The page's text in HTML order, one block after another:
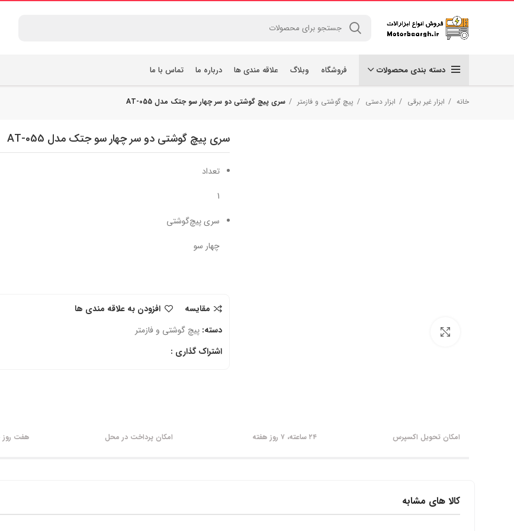
دسته بندی محصولات فروشگاه وبلاگ علاقه مندی ها درباره ما تماس با ما
خانه ابزار غیر برقی ابزار دستی پیچ گوشتی و فازمتر سری پیچ گوشتی دو سر چهار سو جتک مدل AT-055
سری پیچ گوشتی دو سر چهار سو جتک مدل AT-055
تعداد
1
سری پیچ‌گوشتی
چهار سو
مقایسه
افزودن به علاقه مندی ها
دسته: پیچ گوشتی و فازمتر
اشتراک گذاری :
امکان تحویل اکسپرس ۲۴ ساعته، ۷ روز هفته امکان پرداخت در محل هفت روز
کالا های مشابه